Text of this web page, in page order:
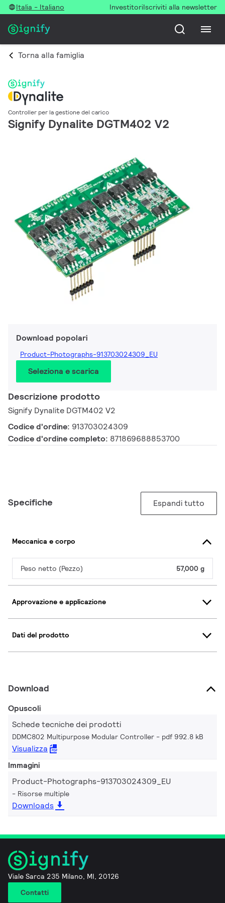
Italia - Italiano InvestitoriIscriviti alla newsletter
Torna alla famiglia
Controller per la gestione del carico
Signify Dynalite DGTM402 V2
Download popolari
Product-Photographs-913703024309_EU
Seleziona e scarica
Descrizione prodotto
Signify Dynalite DGTM402 V2
Codice d'ordine: 913703024309
Codice d'ordine completo: 871869688853700
Specifiche Espandi tutto
Meccanica e corpo
Peso netto (Pezzo) 57,000 g
Approvazione e applicazione
Dati del prodotto
Download
Opuscoli
Schede tecniche dei prodotti
DDMC802 Multipurpose Modular Controller pdf 992.8 kB
Visualizza
Immagini
Product-Photographs-913703024309_EU
Risorse multiple
Downloads
Viale Sarca 235 Milano, MI, 20126
Contatti